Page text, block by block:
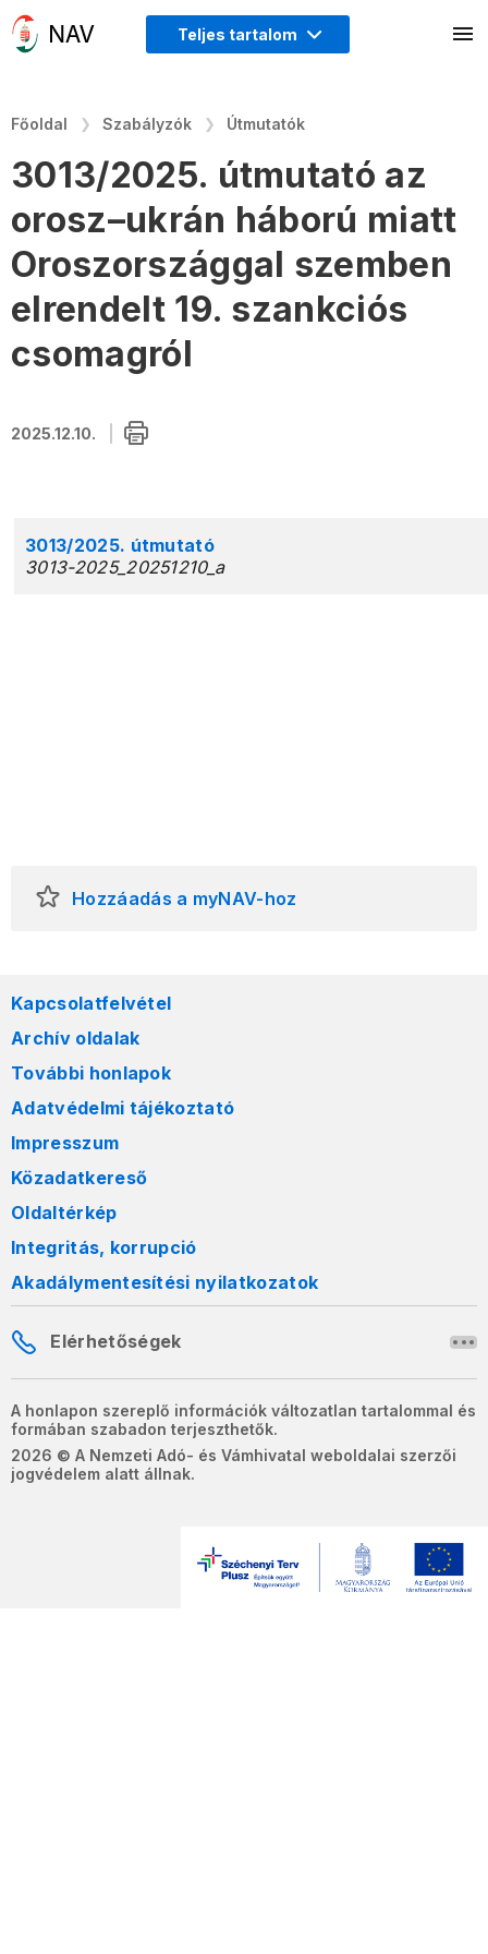
Teljes tartalom
Főoldal Szabályzók Útmutatók
3013/2025. útmutató az
orosz–ukrán háború miatt
Oroszországgal szemben
elrendelt 19. szankciós
csomagról
2025.12.10.
3013/2025. útmutató
3013-2025_20251210_a
Hozzáadás a myNAV-hoz
Kapcsolatfelvétel
Archív oldalak
További honlapok
Adatvédelmi tájékoztató
Impresszum
Közadatkereső
Oldaltérkép
Integritás, korrupció
Akadálymentesítési nyilatkozatok
Elérhetőségek
A honlapon szereplő információk változatlan tartalommal és
formában szabadon terjeszthetők.
2026 © A Nemzeti Adó- és Vámhivatal weboldalai szerzői
jogvédelem alatt állnak.